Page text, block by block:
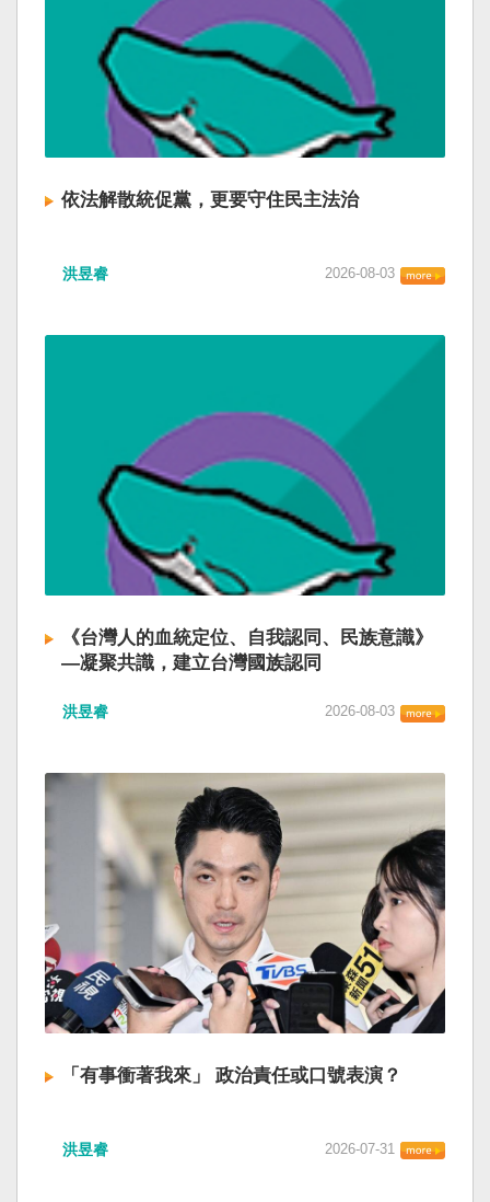
依法解散統促黨，更要守住民主法治
洪昱睿 2026-08-03
《台灣人的血統定位、自我認同、民族意識》
—凝聚共識，建立台灣國族認同
洪昱睿 2026-08-03
「有事衝著我來」 政治責任或口號表演？
洪昱睿 2026-07-31